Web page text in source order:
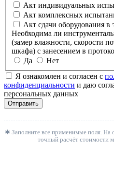
Акт индивидуальных
Акт комплексных
Акт сдачи оборудования в
Необходима ли
(замер влажности, скорости
шкафа) с занесением в
Да
Нет
Я ознакомлен и согласен с
конфиденциальности и даю
персональных данных
Отправить
✱ Заполните все применимые поля. На
точный расчёт стоимости